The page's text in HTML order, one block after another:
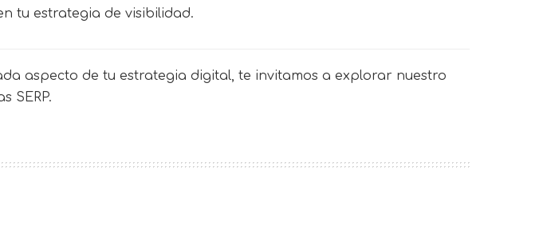
tu estrategia de visibilidad.
aspecto de tu estrategia digital, te invitamos a explorar nuestro
SERP.